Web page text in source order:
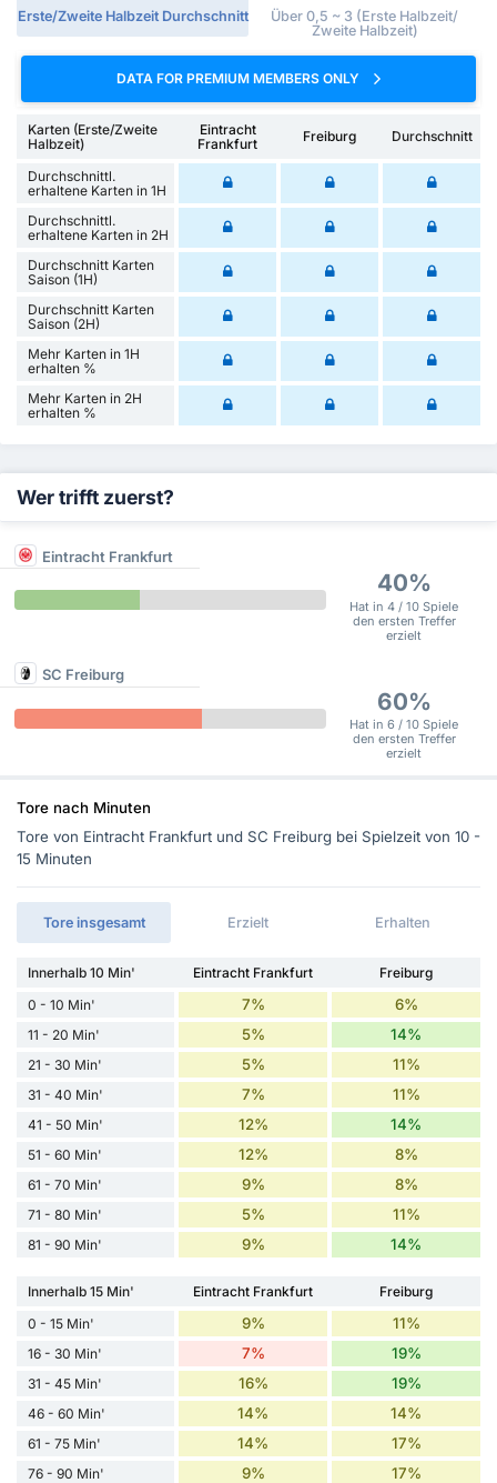
Erste/Zweite Halbzeit Durchschnitt
Über 0,5 ~ 3 (Erste Halbzeit/
Zweite Halbzeit)
DATA FOR PREMIUM MEMBERS ONLY
Karten (Erste/Zweite
Halbzeit)
Eintracht
Frankfurt
Freiburg Durchschnitt
Durchschnittl.
erhaltene Karten in 1H
Durchschnittl.
erhaltene Karten in 2H
Durchschnitt Karten
Saison (1H)
Durchschnitt Karten
Saison (2H)
Mehr Karten in 1H
erhalten %
Mehr Karten in 2H
erhalten %
Wer trifft zuerst?
Eintracht Frankfurt
40%
Hat in 4 / 10 Spiele
den ersten Treffer
erzielt
SC Freiburg
60%
Hat in 6 / 10 Spiele
den ersten Treffer
erzielt
Tore nach Minuten
Tore von Eintracht Frankfurt und SC Freiburg bei Spielzeit von 10 -
15 Minuten
Tore insgesamt Erzielt Erhalten
Innerhalb 10 Min' Eintracht Frankfurt
Freiburg
0 - 10 Min'
7% 6%
11 - 20 Min' 5% 14%
21 - 30 Min' 5% 11%
31 - 40 Min' 7% 11%
41 - 50 Min' 12% 14%
51 - 60 Min' 12% 8%
61 - 70 Min' 9% 8%
71 - 80 Min' 5% 11%
81 - 90 Min' 9% 14%
Innerhalb 15 Min' Eintracht Frankfurt
Freiburg
0 - 15 Min'
9% 11%
16 - 30 Min' 7% 19%
31 - 45 Min' 16% 19%
46 - 60 Min' 14% 14%
61 - 75 Min' 14% 17%
76 - 90 Min' 9% 17%